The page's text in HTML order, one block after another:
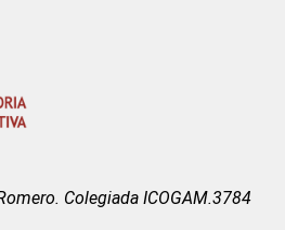
Colegiada ICOGAM.3784